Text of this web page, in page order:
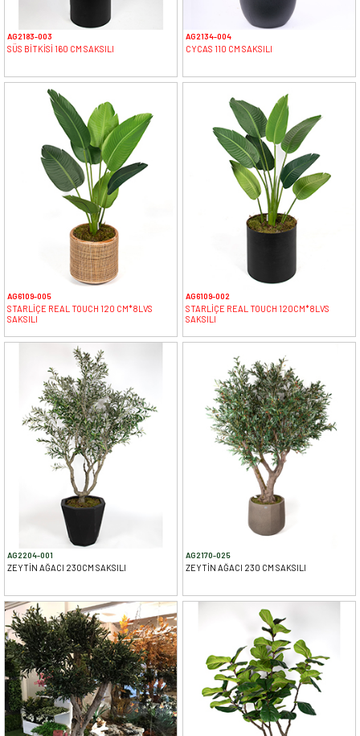
AG2183-003
SÜS BİTKİSİ 160 CM SAKSILI
AG2134-004
CYCAS 110 CM SAKSILI
AG6109-005
STARLİÇE REAL TOUCH 120 CM*8LVS
SAKSILI
AG6109-002
STARLİÇE REAL TOUCH 120CM*8LVS
SAKSILI
AG2204-001
ZEYTİN AĞACI 230CM SAKSILI
AG2170-025
ZEYTİN AĞACI 230 CM SAKSILI